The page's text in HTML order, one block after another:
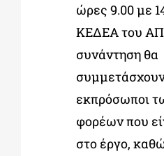
ώρες 9.00 με
ΚΕΔΕΑ του
συνάντηση θα
εκπρόσωποι
φορέων που
στο έργο,